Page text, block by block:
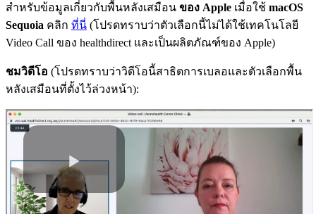
สหรบขอมลเกยวกบพนหลงเสมอน ของ Apple เมอใช macOS
Sequoia คลก ทน (โปรดทราบวาตวเลอกนไมไดใชเทคโนโลย
Video Call ของ healthdirect และเปนผลตภณฑของ Apple)
ชมวดโอ (โปรดทราบวาวดโอนสาธตการเบลอและตวเลอกพน
หลงเสมอนทตงไวลวงหนา):